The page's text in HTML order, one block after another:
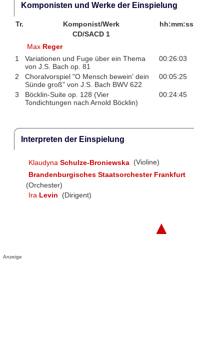
Komponisten und Werke der Einspielung
Tr. Komponist/Werk
hh:mm:ss
CD/SACD 1
Max Reger
1
Variationen und Fuge über ein Thema
von J.S. Bach op. 81
00:26:03
2
Choralvorspiel "O Mensch bewein' dein
Sünde groß" von J.S. Bach BWV 622
00:05:25
3
Böcklin-Suite op. 128 (Vier
Tondichtungen nach Arnold Böcklin)
00:24:45
Interpreten der Einspielung
Klaudyna Schulze-Broniewska (Violine)
Brandenburgisches Staatsorchester Frankfurt
(Orchester)
Ira Levin (Dirigent)
▲
Anzeige